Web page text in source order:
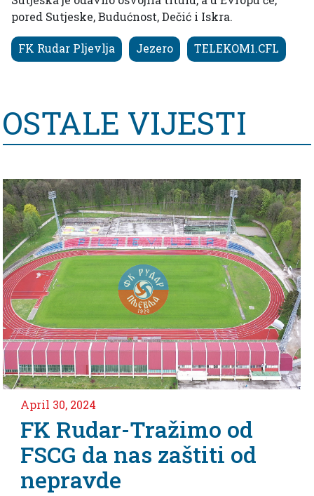
pored Sutjeske, Budućnost, Dečić i Iskra.
FK Rudar Pljevlja Jezero TELEKOM1.CFL
OSTALE VIJESTI
od
od
Nedjeljko
meča protiv ekipe
Arsenala iz Tivta